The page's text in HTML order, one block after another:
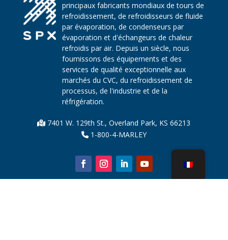
principaux fabricants mondiaux de tours de
refroidissement, de refroidisseurs de fluide
par évaporation, de condenseurs par
évaporation et d'échangeurs de chaleur
refroidis par air. Depuis un siècle, nous
fournissons des équipements et des
services de qualité exceptionnelle aux
marchés du CVC, du refroidissement de
processus, de l'industrie et de la
réfrigération.
7401 W. 129th St., Overland Park, KS 66213
1-800-4-MARLEY